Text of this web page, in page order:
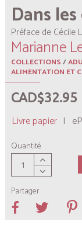
Dans
Préface de Cécile
Marianne
COLLECTIONS/
ALIMENTATION ET
CAD$32.95
Livre papier |
Quantité
Partager